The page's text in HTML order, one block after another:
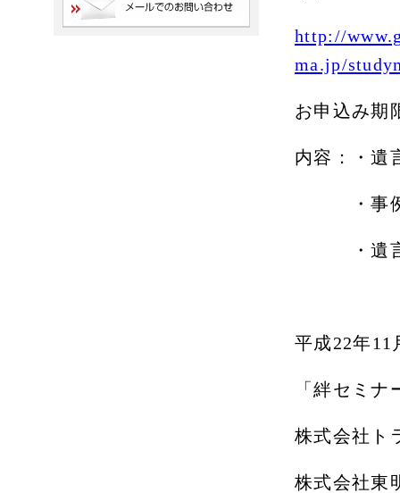
http://
ma.jp/
お申込み期
内容：・遺
・事例で
・遺言の
平成22年11
「絆セミ
株式会社ト
株式会社東